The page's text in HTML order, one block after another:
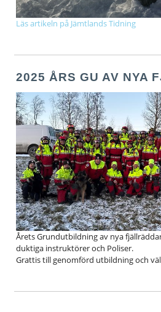
Läs artikeln på Jämtlands Tidning
2025 ÅRS GU AV NYA
Årets Grundutbildning av nya
duktiga instruktörer och Poliser.
Grattis till genomförd utbildning och